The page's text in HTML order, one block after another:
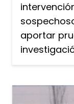
aportar